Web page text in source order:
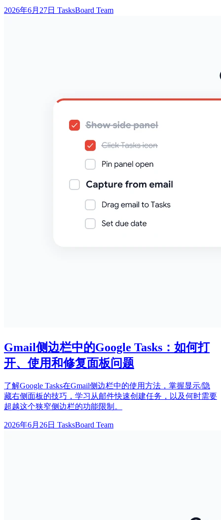
2026年6月27日 TasksBoard Team
Gmail侧边栏中的Google Tasks：如何打
开、使用和修复面板问题
了解Google Tasks在Gmail侧边栏中的使用方法，掌握显示/隐
藏右侧面板的技巧，学习从邮件快速创建任务，以及何时需要
超越这个狭窄侧边栏的功能限制。
2026年6月26日 TasksBoard Team